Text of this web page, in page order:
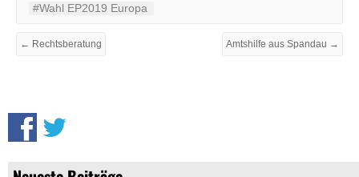
#Wahl EP2019 Europa
← Rechtsberatung Amtshilfe aus Spandau →